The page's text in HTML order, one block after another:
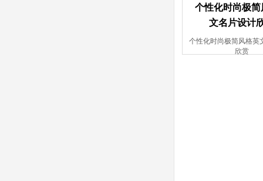
个性化时尚极简
文名片设计
个性化时尚极简风格英
欣赏